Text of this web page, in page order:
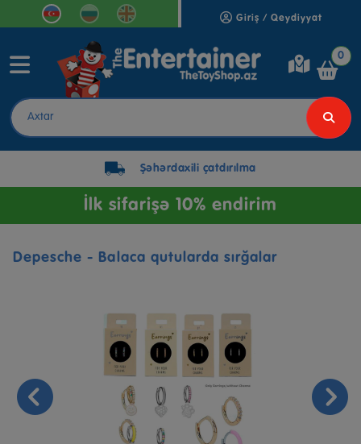
Giriş / Qeydiyyat
0
Şəhərdaxili çatdırılma
İlk sifarişə 10% endirim
Depesche - Balaca qutularda sırğalar